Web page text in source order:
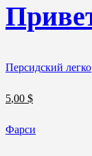
Персидский легко
5,00 $
Фарси